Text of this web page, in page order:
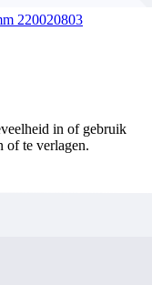
220020803
in of gebruik
of te verlagen.